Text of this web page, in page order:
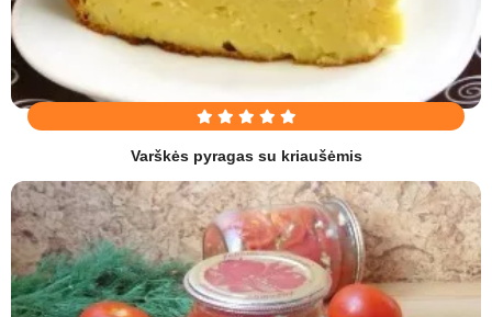
Varškės pyragas su kriaušėmis